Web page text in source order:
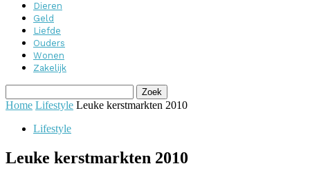
Dieren
Geld
Liefde
Ouders
Wonen
Zakelijk
Home Lifestyle Leuke kerstmarkten 2010
Lifestyle
Leuke kerstmarkten 2010